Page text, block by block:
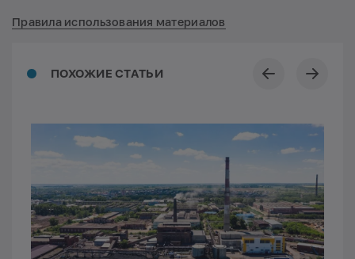
ПОХОЖИЕ СТАТЬИ
Правила использования материалов